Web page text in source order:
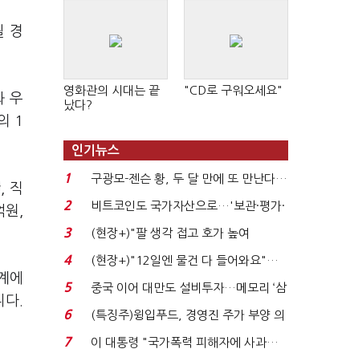
경
우
1
직
,
에
.
영화관의 시대는 끝
났다?
"CD로 구워오세요"
인기뉴스
1
구광모-젠슨 황, 두 달 만에 또 만난다…
로봇·AI 등 논...
2
비트코인도 국가자산으로…'보관·평가·
처분' 기준은 ...
3
(현장+)"팔 생각 접고 호가 높여
요"…'덜 똘똘한 한 채' 20...
4
(현장+)"12일엔 물건 다 들어와요"…
빈 매대 채우며 문 연 ...
5
중국 이어 대만도 설비투자…메모리 ‘삼
국전쟁’
6
(특징주)윙입푸드, 경영진 주가 부양 의
지에 상한가...
7
이 대통령 "국가폭력 피해자에 사과…